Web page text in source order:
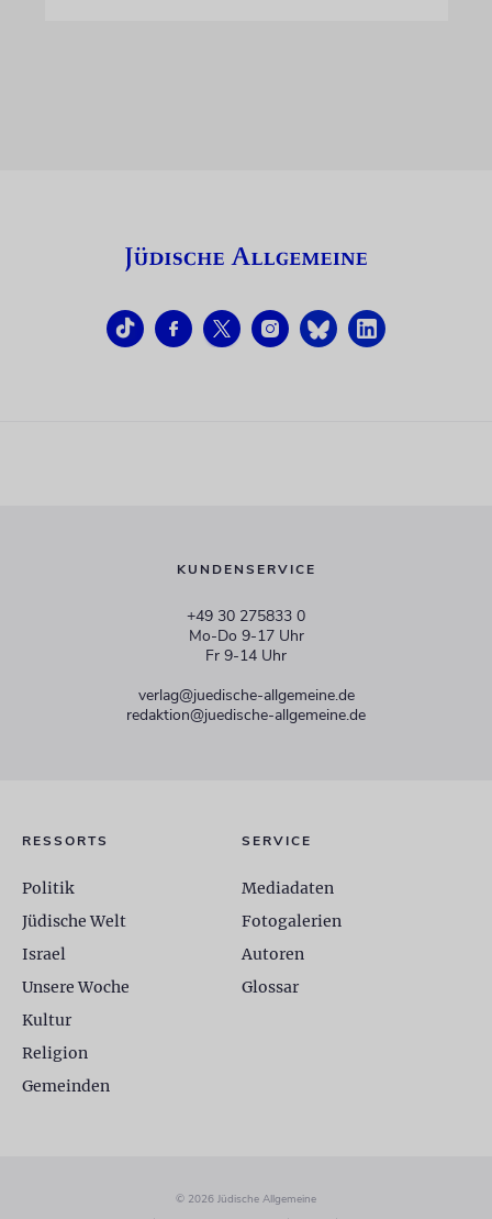
KUNDENSERVICE
+49 30 275833 0
Mo-Do 9-17 Uhr
Fr 9-14 Uhr
verlag@juedische-allgemeine.de
redaktion@juedische-allgemeine.de
RESSORTS
Politik
Jüdische Welt
Israel
Unsere Woche
Kultur
Religion
Gemeinden
SERVICE
Mediadaten
Fotogalerien
Autoren
Glossar
© 2026 Jüdische Allgemeine